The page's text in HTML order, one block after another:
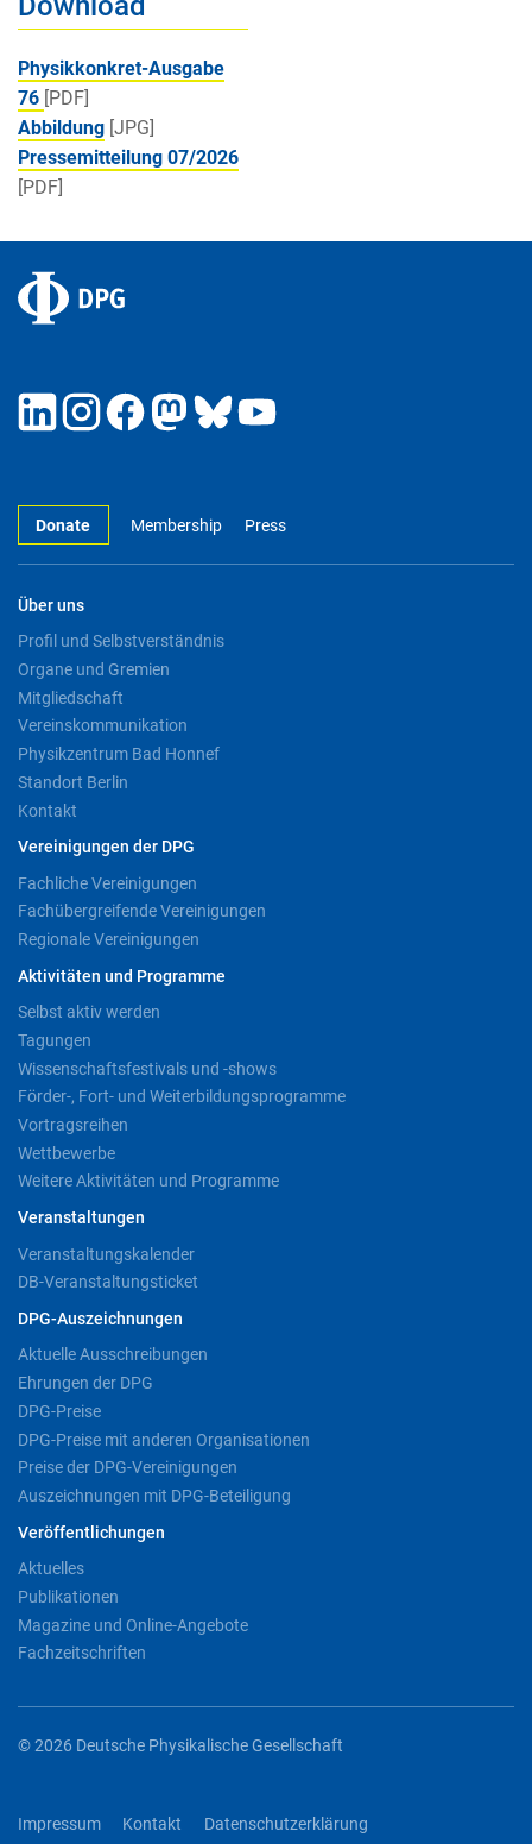
Physikkonkret-Ausgabe
76 [PDF]
Abbildung [JPG]
Pressemitteilung 07/2026
[PDF]
Donate Membership Press
Über uns
Profil und Selbstverständnis
Organe und Gremien
Mitgliedschaft
Vereinskommunikation
Physikzentrum Bad Honnef
Standort Berlin
Kontakt
Vereinigungen der DPG
Fachliche Vereinigungen
Fachübergreifende Vereinigungen
Regionale Vereinigungen
Aktivitäten und Programme
Selbst aktiv werden
Tagungen
Wissenschaftsfestivals und -shows
Förder-, Fort- und Weiterbildungsprogramme
Vortragsreihen
Wettbewerbe
Weitere Aktivitäten und Programme
Veranstaltungen
Veranstaltungskalender
DB-Veranstaltungsticket
DPG-Auszeichnungen
Aktuelle Ausschreibungen
Ehrungen der DPG
DPG-Preise
DPG-Preise mit anderen Organisationen
Preise der DPG-Vereinigungen
Auszeichnungen mit DPG-Beteiligung
Veröffentlichungen
Aktuelles
Publikationen
Magazine und Online-Angebote
Fachzeitschriften
© 2026 Deutsche Physikalische Gesellschaft
Impressum Kontakt Datenschutzerklärung